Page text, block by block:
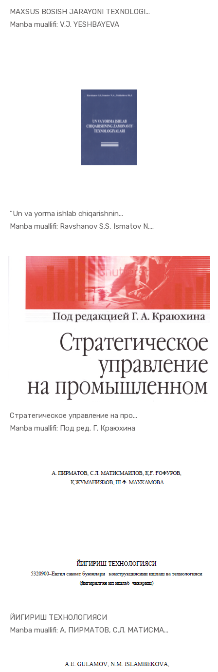
MAXSUS BOSISH JARAYONI TEXNOLOGI...
Manba muallifi: V.J. YESHBAYEVA
In Sanoat ...
“Un va yorma ishlab chiqarishnin...
Manba muallifi: Ravshanov S.S, Ismatov N....
In Sanoat ...
Стратегическое управление на про...
Manba muallifi: Под ред. Г. Краюхина
In Sanoat ...
ЙИГИРИШ ТЕХНОЛОГИЯСИ
Manba muallifi: А. ПИРМАТОВ, С.Л. МАТИСМА...
In Sanoat ...